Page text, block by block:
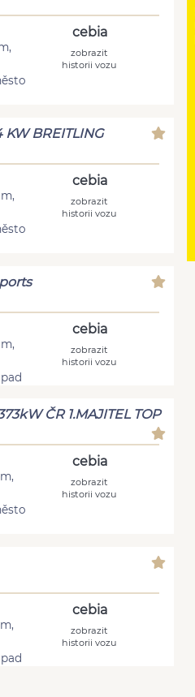
cebia
zobrazit
historii vozu
BREITLING
cebia
zobrazit
historii vozu
cebia
zobrazit
historii vozu
ČR 1.MAJITEL TOP
cebia
zobrazit
historii vozu
cebia
zobrazit
historii vozu